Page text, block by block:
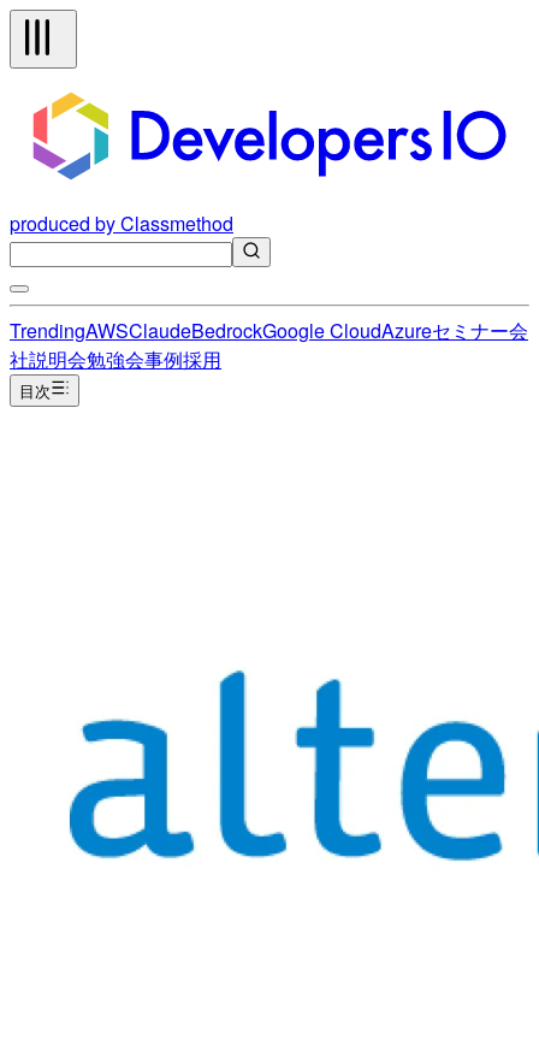
produced by Classmethod
TrendingAWSClaudeBedrockGoogle CloudAzureセミナー会
社説明会勉強会事例採用
目次